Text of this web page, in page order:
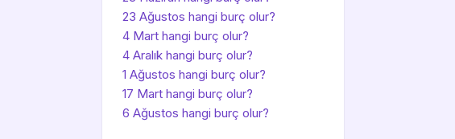
23 Ağustos hangi burç olur?
4 Mart hangi burç olur?
4 Aralık hangi burç olur?
1 Ağustos hangi burç olur?
17 Mart hangi burç olur?
6 Ağustos hangi burç olur?